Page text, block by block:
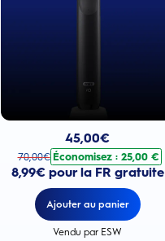
45,00€
70,00€ Économisez : 25,00 €
8,99€ pour la FR gratuite
Ajouter au panier
Vendu par ESW